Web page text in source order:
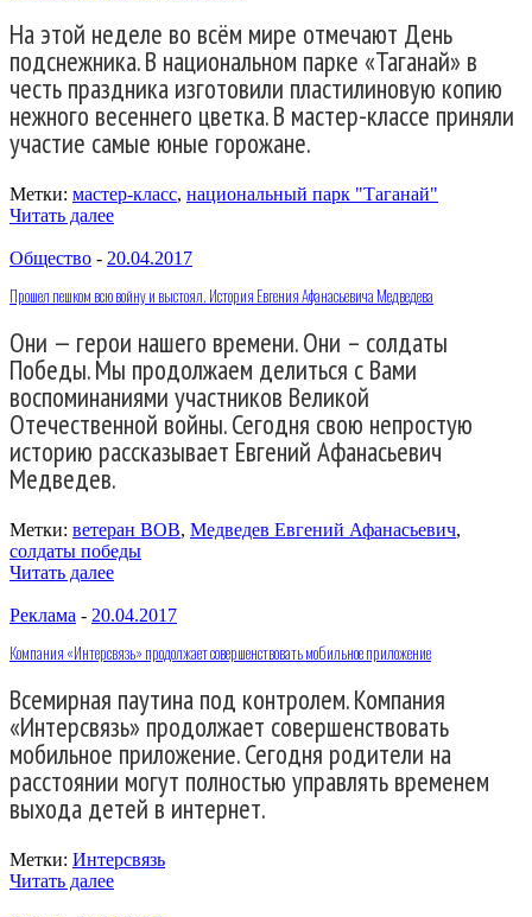
На этой неделе во всём мире отмечают День
подснежника. В национальном парке «Таганай» в
честь праздника изготовили пластилиновую копию
нежного весеннего цветка. В мастер-классе приняли
участие самые юные горожане.
Метки: мастер-класс, национальный парк "Таганай"
Читать далее
Общество - 20.04.2017
Прошел пешком всю войну и выстоял. История Евгения Афанасьевича Медведева
Они — герои нашего времени. Они – солдаты
Победы. Мы продолжаем делиться с Вами
воспоминаниями участников Великой
Отечественной войны. Сегодня свою непростую
историю рассказывает Евгений Афанасьевич
Медведев.
Метки: ветеран ВОВ, Медведев Евгений Афанасьевич,
солдаты победы
Читать далее
Реклама - 20.04.2017
Компания «Интерсвязь» продолжает совершенствовать мобильное приложение
Всемирная паутина под контролем. Компания
«Интерсвязь» продолжает совершенствовать
мобильное приложение. Сегодня родители на
расстоянии могут полностью управлять временем
выхода детей в интернет.
Метки: Интерсвязь
Читать далее